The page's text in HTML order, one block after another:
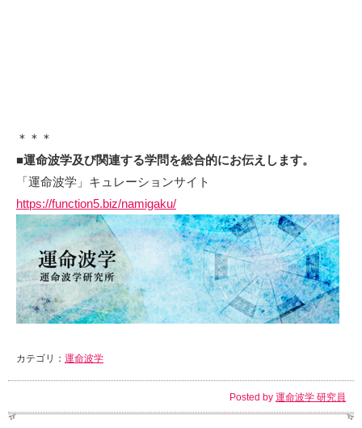
＊＊＊
■運命波学及び関連する学問を総合的にお伝え します。
「運命波学」キュレーションサイト
https://function5.biz/namigaku/
カテゴリ： 運命波学
Posted by 運命波学 研究員